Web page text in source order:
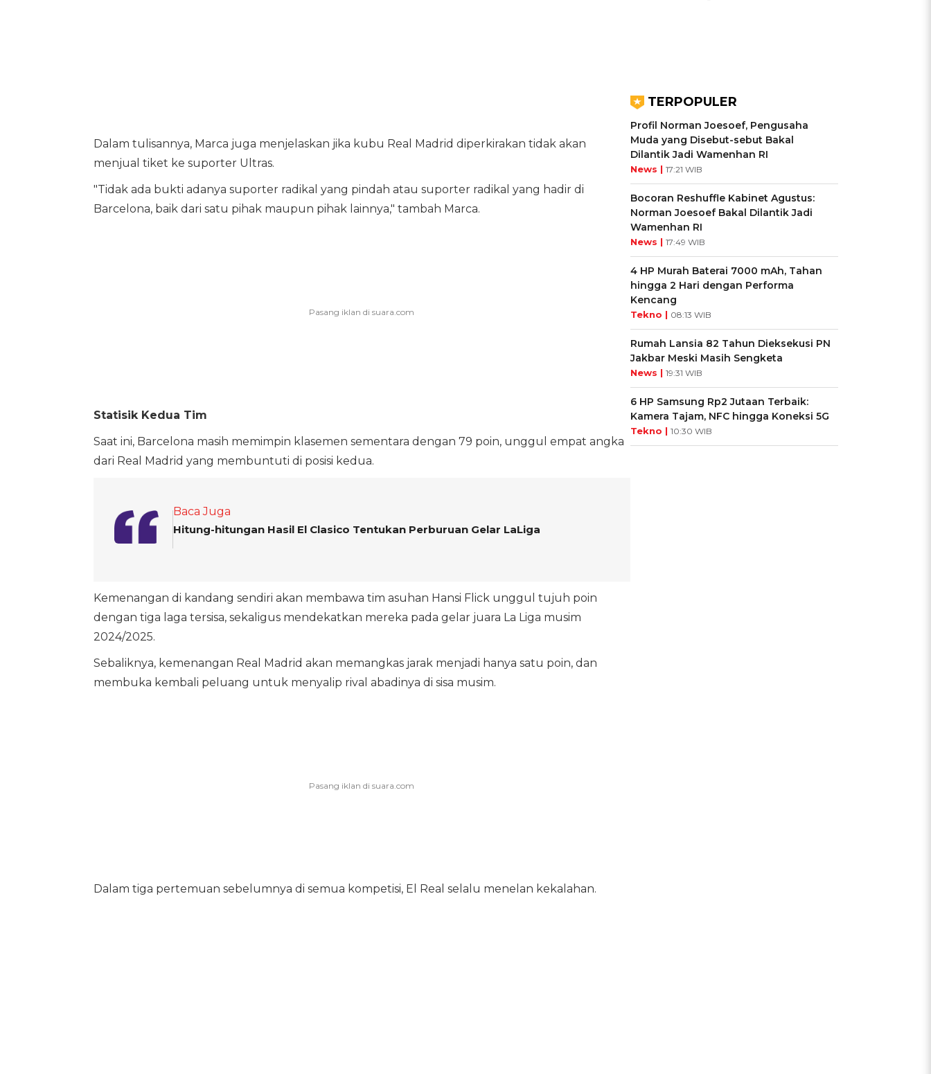
Dalam tulisannya, Marca juga menjelaskan jika kubu Real Madrid diperkirakan tidak akan
menjual tiket ke suporter Ultras.
"Tidak ada bukti adanya suporter radikal yang pindah atau suporter radikal yang hadir di
Barcelona, baik dari satu pihak maupun pihak lainnya," tambah Marca.
Statisik Kedua Tim
Saat ini, Barcelona masih memimpin klasemen sementara dengan 79 poin, unggul empat angka
dari Real Madrid yang membuntuti di posisi kedua.
Baca Juga
Hitung-hitungan Hasil El Clasico Tentukan Perburuan Gelar LaLiga
Kemenangan di kandang sendiri akan membawa tim asuhan Hansi Flick unggul tujuh poin
dengan tiga laga tersisa, sekaligus mendekatkan mereka pada gelar juara La Liga musim
2024/2025.
Sebaliknya, kemenangan Real Madrid akan memangkas jarak menjadi hanya satu poin, dan
membuka kembali peluang untuk menyalip rival abadinya di sisa musim.
Dalam tiga pertemuan sebelumnya di semua kompetisi, El Real selalu menelan kekalahan.
TERPOPULER
Profil Norman Joesoef, Pengusaha
Muda yang Disebut-sebut Bakal
Dilantik Jadi Wamenhan RI
News | 17:21 WIB
Bocoran Reshuffle Kabinet Agustus:
Norman Joesoef Bakal Dilantik Jadi
Wamenhan RI
News | 17:49 WIB
4 HP Murah Baterai 7000 mAh, Tahan
hingga 2 Hari dengan Performa
Kencang
Tekno | 08:13 WIB
Rumah Lansia 82 Tahun Dieksekusi PN
Jakbar Meski Masih Sengketa
News | 19:31 WIB
6 HP Samsung Rp2 Jutaan Terbaik:
Kamera Tajam, NFC hingga Koneksi 5G
Tekno | 10:30 WIB